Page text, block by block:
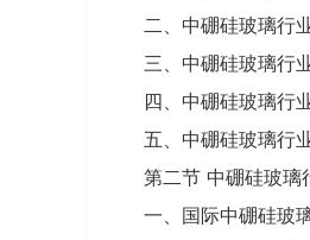
二、中硼硅玻璃行
三、中硼硅玻璃行
四、中硼硅玻璃行
五、中硼硅玻璃行
第二节 中硼硅玻璃
一、国际中硼硅玻